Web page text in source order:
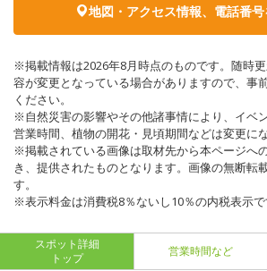
地図・アクセス情報、電話番
※掲載情報は2026年8月時点のものです。随時
容が変更となっている場合がありますので、事
ください。
※自然災害の影響やその他諸事情により、イベ
営業時間、植物の開花・見頃期間などは変更に
※掲載されている画像は取材先から本ページへ
き、提供されたものとなります。画像の無断転
す。
※表示料金は消費税8％ないし10％の内税表示で
スポット詳細
トップ
営業時間など